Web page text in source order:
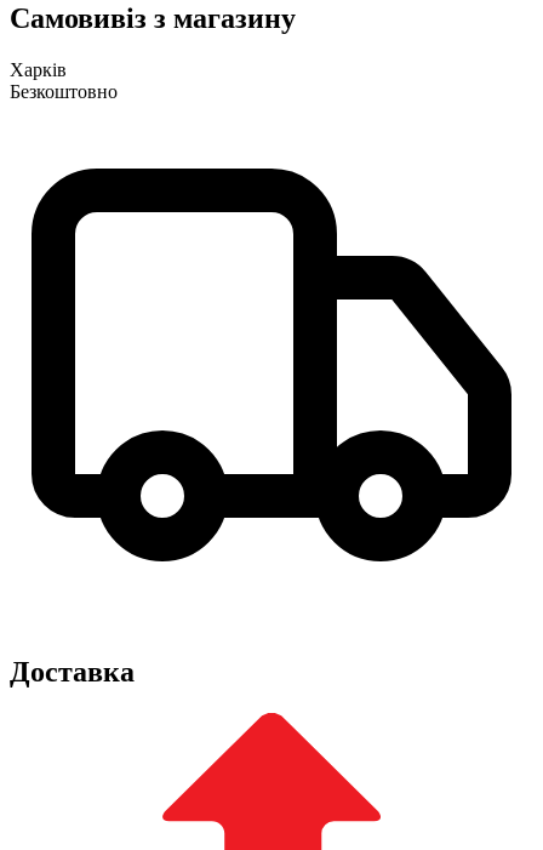
Самовивіз з магазину
Харків
Безкоштовно
Доставка